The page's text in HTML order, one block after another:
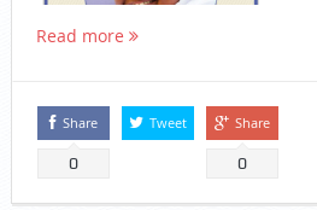
Read more
Share
0
Tweet Share
0